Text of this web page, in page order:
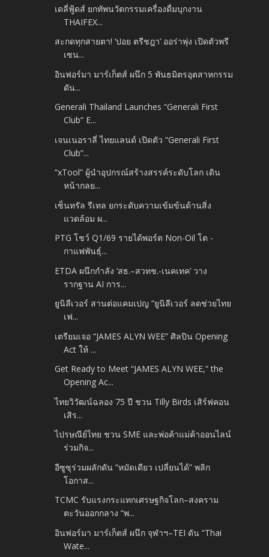
เดลี่ฟู้ดส์ ยกทัพนวัตกรรมเครื่องดื่มบุกงาน
THAIFEX...
สะกดทุกสายตา! ‘ปอย ตรีชฎา’ ออร่าพุ่ง เปิดตัวพรี
เซน...
อินฟอร์มา มาร์เก็ตส์ ผนึก 5 พันธมิตรอุตสาหกรรม
ดัน...
Generali Thailand Launches “Generali First
Club” E...
เจนเนอราลี่ ไทยแลนด์ เปิดตัว “Generali First
Club”...
“xTool” ผู้นำอุปกรณ์สร้างสรรค์ระดับโลก เดิน
หน้ากลย...
เซ็นทรัล รีเทล ยกระดับความเข้มข้นด้านสิ่ง
แวดล้อม ผ...
PTG โชว์ Q1/69 รายได้พอร์ต Non-Oil โต -
กาแฟพันธุ์...
ETDA ผนึกกำลัง ‘สธ.–สวทช.-เนคเทค’ วาง
รากฐาน AI การ...
ยูนิลีเวอร์ สานต่อแคมเปญ “ยูนิลีเวอร์ ลดช่วยไทย
เฟ...
เตรียมเจอ “JAMES ALYN WEE” ศิลปิน Opening
Act ให้ ...
Get Ready to Meet “JAMES ALYN WEE,” the
Opening Ac...
ไทยวิวัฒน์ฉลอง 75 ปี ชวน Tilly Birds เสิร์ฟคอน
เสิร...
ไปรษณีย์ไทย ชวน SME และพ่อค้าแม่ค้าออนไลน์
ร่วมกิจ...
อีซูซุร่วมผลักดัน “หมัดเดียว เปลี่ยนได้” พลิก
โอกาส...
TCMC รับแรงกระแทกเศรษฐกิจโลก–สงคราม
ตะวันออกกลาง “พ...
อินฟอร์มา มาร์เก็ตส์ ผนึก จุฬาฯ–TEI ดัน “Thai
Wate...